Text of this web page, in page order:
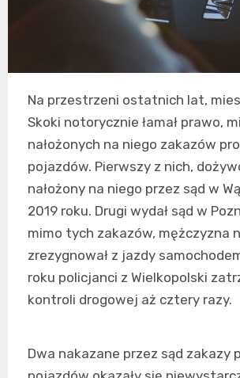
Na przestrzeni ostatnich lat,
Skoki notorycznie łamał prawo,
nałożonych na niego zakazów
pojazdów. Pierwszy z nich,
nałożony na niego przez sąd w
2019 roku. Drugi wydał sąd w
mimo tych zakazów, mężczyzna
zrezygnował z jazdy
roku policjanci z Wielkopolski
kontroli drogowej aż cztery razy.
Dwa nakazane przez sąd zakazy